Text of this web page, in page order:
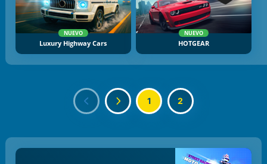
NUEVO
Luxury Highway Cars
NUEVO
HOTGEAR
1 2